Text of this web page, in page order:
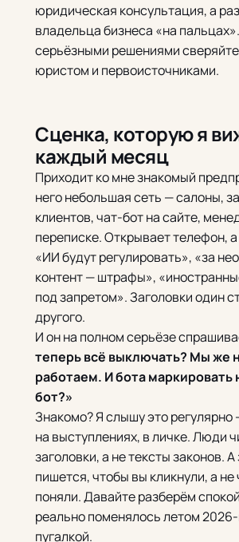
юридическая консультация, а
владельца бизнеса «на
серьёзными решениями
юристом и первоисточниками.
Сценка, которую я
каждый месяц
Приходит ко мне знакомый
него небольшая сеть — салоны,
клиентов, чат-бот на сайте,
переписке. Открывает телефон,
«ИИ будут регулировать», «за
контент — штрафы»,
под запретом». Заголовки один
другого.
И он на полном серьёзе
теперь всё выключать? Мы же
работаем. И бота маркировать
бот?»
Знакомо? Я слышу это регулярно
на выступлениях, в личке. Люди
заголовки, а не тексты законов. А
пишется, чтобы вы кликнули, а
поняли. Давайте разберём
реально поменялось летом
пугалкой.